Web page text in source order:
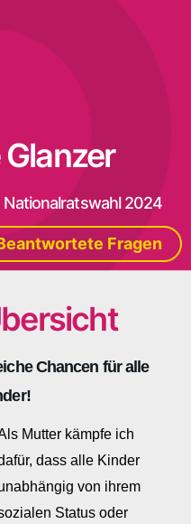
2024
Fragen
Chancen für alle
Mutter kämpfe ich
dass alle Kinder
von ihrem
Status oder